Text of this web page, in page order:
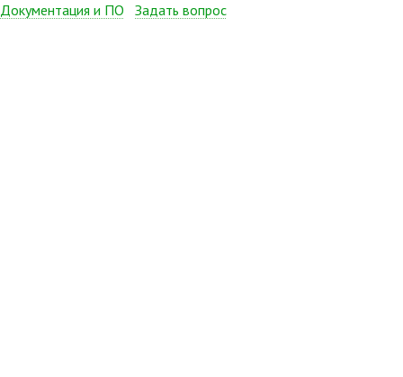
Документация и ПО Задать вопрос